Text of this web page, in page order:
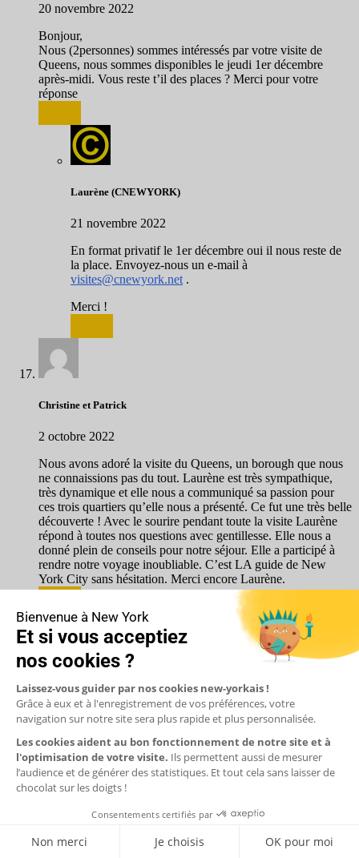
20 novembre 2022
Bonjour,
Nous (2personnes) sommes intéressés par votre visite de
Queens, nous sommes disponibles le jeudi 1er décembre
après-midi. Vous reste t’il des places ? Merci pour votre
réponse
Laurène (CNEWYORK)
21 novembre 2022
En format privatif le 1er décembre oui il nous reste de
la place. Envoyez-nous un e-mail à
visites@cnewyork.net .
Merci !
Christine et Patrick
2 octobre 2022
Nous avons adoré la visite du Queens, un borough que nous
ne connaissions pas du tout. Laurène est très sympathique,
très dynamique et elle nous a communiqué sa passion pour
ces trois quartiers qu’elle nous a présenté. Ce fut une très belle
découverte ! Avec le sourire pendant toute la visite Laurène
répond à toutes nos questions avec gentillesse. Elle nous a
donné plein de conseils pour notre séjour. Elle a participé à
rendre notre voyage inoubliable. C’est LA guide de New
York City sans hésitation. Merci encore Laurène.
4 octobre 2022
Merci pour cet éloge Christine et Patrick !
Nous sommes très touchés. J’ai passé un excellent
moment avec vous et Catherine et son mari. J’ai
vraiment la visite de Queens à coeur car c’est un
quartier souvent méconnu, mais qui recèle d’une
richesse culturelle et humaine insoupçonnée par
beaucoup. Après c’est mon travail en tant que guide, de
mettre ce petit bijou en lumière. Et grâce à vos retours,
je suis sûre que d’autres personnes tenteront l’aventure